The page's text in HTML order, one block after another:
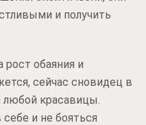
и получить
рост обаяния и
сейчас сновидец в
любой красавицы.
и не бояться